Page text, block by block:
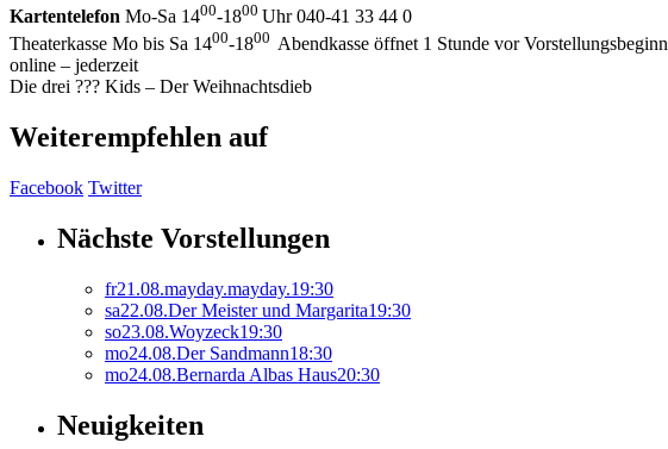
Kartentelefon Mo-Sa 1400-1800 Uhr 040-41 33 44 0
Theaterkasse Mo bis Sa 1400-1800 Abendkasse öffnet 1 Stunde vor Vorstellungsbeginn
online – jederzeit
Die drei ??? Kids – Der Weihnachtsdieb
Weiterempfehlen auf
Facebook Twitter
Nächste Vorstellungen
fr21.08.mayday.mayday.19:30
sa22.08.Der Meister und Margarita19:30
so23.08.Woyzeck19:30
mo24.08.Der Sandmann18:30
mo24.08.Bernarda Albas Haus20:30
Neuigkeiten